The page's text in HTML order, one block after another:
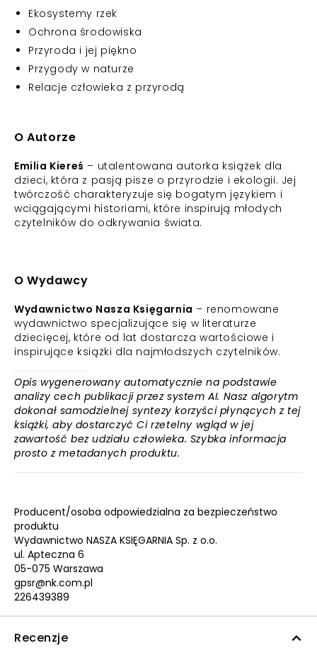
Ekosystemy rzek
Ochrona środowiska
Przyroda i jej piękno
Przygody w naturze
Relacje człowieka z przyrodą
O Autorze
Emilia Kiereś – utalentowana autorka książek dla
dzieci, która z pasją pisze o przyrodzie i ekologii. Jej
twórczość charakteryzuje się bogatym językiem i
wciągającymi historiami, które inspirują młodych
czytelników do odkrywania świata.
O Wydawcy
Wydawnictwo Nasza Księgarnia – renomowane
wydawnictwo specjalizujące się w literaturze
dziecięcej, które od lat dostarcza wartościowe i
inspirujące książki dla najmłodszych czytelników.
Opis wygenerowany automatycznie na podstawie
analizy cech publikacji przez system AI. Nasz algorytm
dokonał samodzielnej syntezy korzyści płynących z tej
książki, aby dostarczyć Ci rzetelny wgląd w jej
zawartość bez udziału człowieka. Szybka informacja
prosto z metadanych produktu.
Producent/osoba odpowiedzialna za bezpieczeństwo
produktu
Wydawnictwo NASZA KSIĘGARNIA Sp. z o.o.
ul. Apteczna 6
05-075 Warszawa
gpsr@nk.com.pl
226439389
Recenzje